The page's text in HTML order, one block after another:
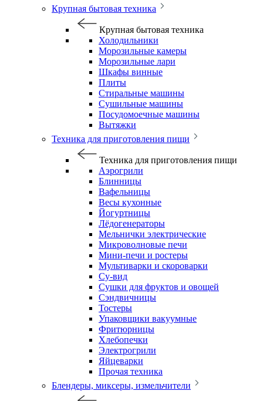
Крупная бытовая техника
Крупная бытовая техника
Холодильники
Морозильные камеры
Морозильные лари
Шкафы винные
Плиты
Стиральные машины
Сушильные машины
Посудомоечные машины
Вытяжки
Техника для приготовления пищи
Техника для приготовления пищи
Аэрогрили
Блинницы
Вафельницы
Весы кухонные
Йогуртницы
Лёдогенераторы
Мельнички электрические
Микроволновые печи
Мини-печи и ростеры
Мультиварки и скороварки
Су-вид
Сушки для фруктов и овощей
Сэндвичницы
Тостеры
Упаковщики вакуумные
Фритюрницы
Хлебопечки
Электрогрили
Яйцеварки
Прочая техника
Блендеры, миксеры, измельчители